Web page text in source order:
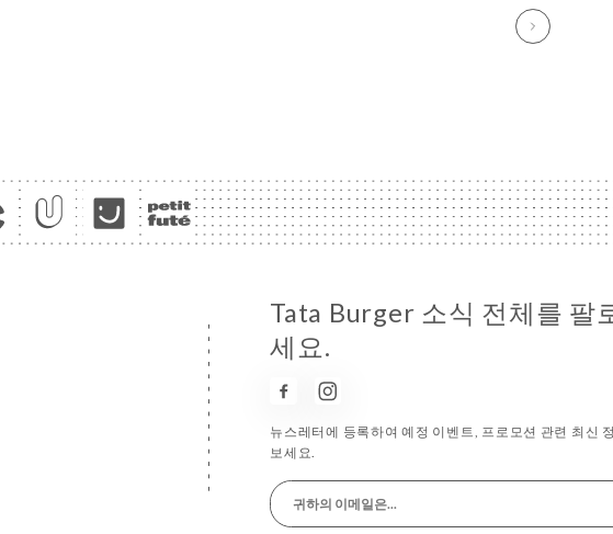
Tata Burger 소식 전체를 팔
세요.
뉴스레터에 등록하여 예정 이벤트, 프로모션 관련 최신
보세요.